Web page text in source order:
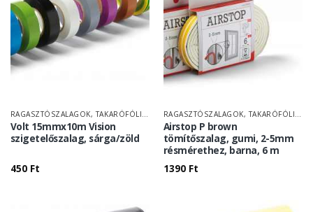
RAGASZTÓSZALAGOK, TAKARÓFÓLIÁK
Volt 15mmx10m Vision
szigetelőszalag, sárga/zöld
450 Ft
RAGASZTÓSZALAGOK, TAKARÓFÓLIÁK
Airstop P brown
tömítőszalag, gumi, 2-5mm
résmérethez, barna, 6 m
1390 Ft